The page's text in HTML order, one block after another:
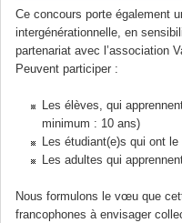
Ce concours porte également
intergénérationnelle, en
partenariat avec l’association
Peuvent participer :
Les élèves, qui
minimum : 10 ans)
Les étudiant(e)s qui ont
Les adultes qui
Nous formulons le vœu que
francophones à envisager